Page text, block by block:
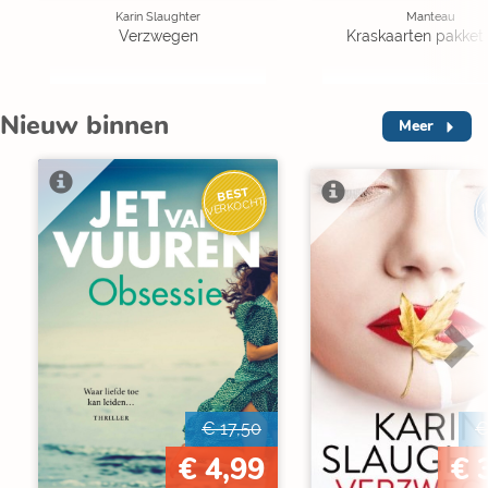
Karin Slaughter
Verzwegen
Manteau
Kraskaarten pakket
Nieuw binnen Meer
BEST
VERKOCHT
€ 17,50
€ 4,99 €